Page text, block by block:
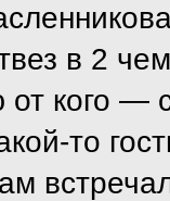
в 2
кого —
то